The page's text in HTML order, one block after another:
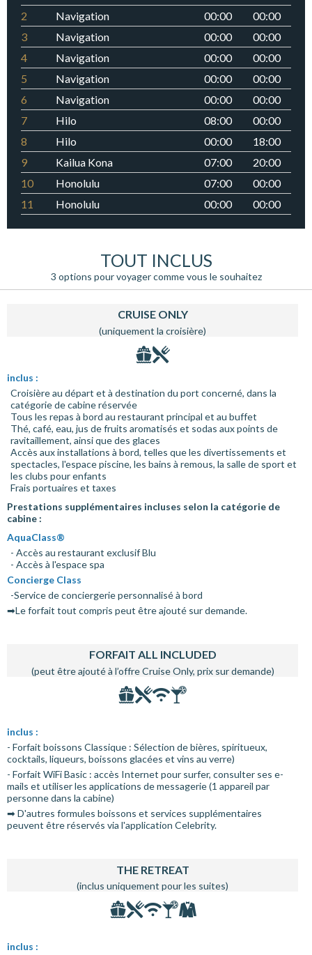
2
Navigation 00:00
00:00
3
Navigation 00:00
00:00
4
Navigation 00:00
00:00
5
Navigation 00:00
00:00
6
Navigation 00:00
00:00
7
Hilo 08:00
00:00
8
Hilo 00:00
18:00
9
Kailua Kona 07:00
20:00
10
Honolulu 07:00
00:00
11
Honolulu 00:00 00:00
TOUT INCLUS
3 options pour voyager comme vous le souhaitez
CRUISE ONLY
(uniquement la croisière)
inclus :
Croisière au départ et à destination du port concerné, dans la
catégorie de cabine réservée
Tous les repas à bord au restaurant principal et au buffet
Thé, café, eau, jus de fruits aromatisés et sodas aux points de
ravitaillement, ainsi que des glaces
Accès aux installations à bord, telles que les divertissements et
spectacles, l'espace piscine, les bains à remous, la salle de sport et
les clubs pour enfants
Frais portuaires et taxes
Prestations supplémentaires incluses selon la catégorie de
cabine :
AquaClass®
- Accès au restaurant exclusif Blu
- Accès à l'espace spa
Concierge Class
-Service de conciergerie personnalisé à bord
➡Le forfait tout compris peut être ajouté sur demande.
FORFAIT ALL INCLUDED
(peut être ajouté à l’offre Cruise Only, prix sur demande)
inclus :
- Forfait boissons Classique : Sélection de bières, spiritueux,
cocktails, liqueurs, boissons glacées et vins au verre)
- Forfait WiFi Basic : accès Internet pour surfer, consulter ses e-
mails et utiliser les applications de messagerie (1 appareil par
personne dans la cabine)
➡ D'autres formules boissons et services supplémentaires
peuvent être réservés via l'application Celebrity.
THE RETREAT
(inclus uniquement pour les suites)
inclus :